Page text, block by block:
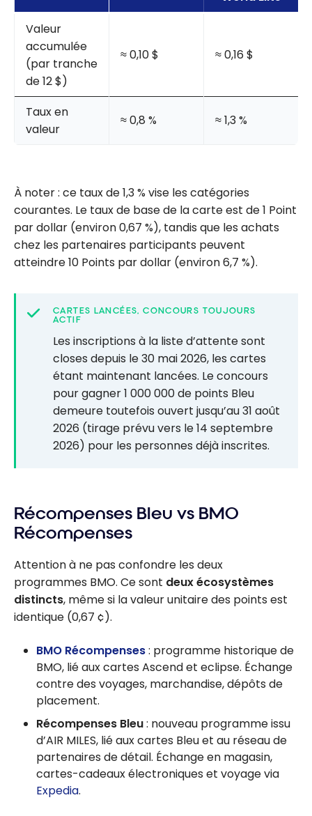
Valeur
accumulée
(par tranche
de 12 $)
≈ 0,10 $ ≈ 0,16 $
Taux en
valeur
≈ 0,8 % ≈ 1,3 %
À noter : ce taux de 1,3 % vise les catégories
courantes. Le taux de base de la carte est de 1 Point
par dollar (environ 0,67 %), tandis que les achats
chez les partenaires participants peuvent
atteindre 10 Points par dollar (environ 6,7 %).
CARTES LANCÉES, CONCOURS TOUJOURS
ACTIF
Les inscriptions à la liste d’attente sont
closes depuis le 30 mai 2026, les cartes
étant maintenant lancées. Le concours
pour gagner 1 000 000 de points Bleu
demeure toutefois ouvert jusqu’au 31 août
2026 (tirage prévu vers le 14 septembre
2026) pour les personnes déjà inscrites.
Récompenses Bleu vs BMO
Récompenses
Attention à ne pas confondre les deux
programmes BMO. Ce sont deux écosystèmes
distincts, même si la valeur unitaire des points est
identique (0,67 ¢).
BMO Récompenses: programme historique de
BMO, lié aux cartes Ascend et eclipse. Échange
contre des voyages, marchandise, dépôts de
placement.
Récompenses Bleu: nouveau programme issu
d’AIR MILES, lié aux cartes Bleu et au réseau de
partenaires de détail. Échange en magasin,
cartes-cadeaux électroniques et voyage via
Expedia.